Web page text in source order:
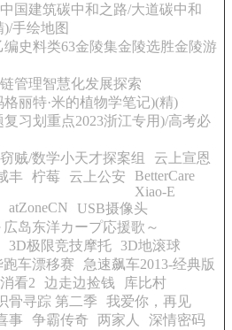
国建筑碳中和之路/大道碳中和
手绘地图
编史料类63金陵集金陵选胜金陵游
管理智慧化发展探索
丽特·米的植物学笔记)(精)
习划重点2023浙江专用)/高考必
贼/数学小天才探案组
云上宣恩
丰 柠莓 云上公安
BetterCare
Xiao-E
atZoneCN
USB摄像头
広岛东洋カープ応援歌～
3D极限竞技摩托
3D地滚球
车漂移赛
急速飙车2013-经典版
看2
边走边捡钱
库比村
骨寻踪 第二季
我爱你，再见
事 争霸传奇 两家人 深情密码